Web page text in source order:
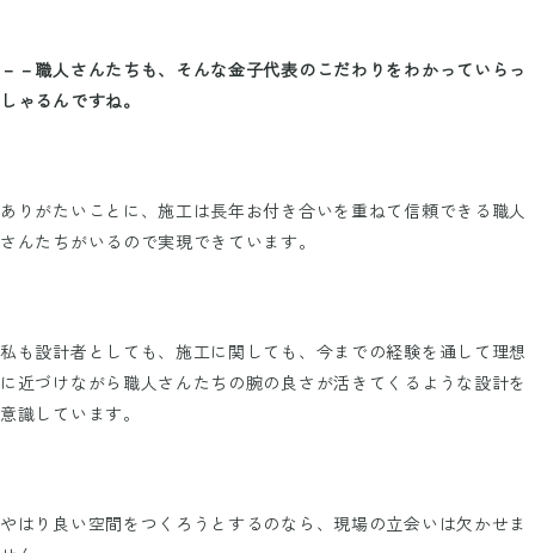
－－職人さんたちも、そんな金子代表のこだわりをわかっていらっ
しゃるんですね。
ありがたいことに、施工は長年お付き合いを重ねて信頼できる職人
さんたちがいるので実現できています。
私も設計者としても、施工に関しても、今までの経験を通して理想
に近づけながら職人さんたちの腕の良さが活きてくるような設計を
意識しています。
やはり良い空間をつくろうとするのなら、現場の立会いは欠かせま